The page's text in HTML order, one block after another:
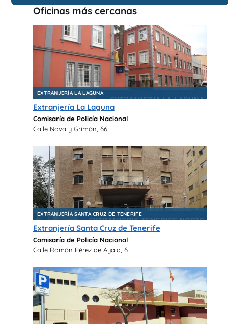
Oficinas más cercanas
EXTRANJERÍA LA LAGUNA
Extranjería La Laguna
Comisaría de Policía Nacional
Calle Nava y Grimón, 66
EXTRANJERÍA SANTA CRUZ DE TENERIFE
Extranjería Santa Cruz de Tenerife
Comisaría de Policía Nacional
Calle Ramón Pérez de Ayala, 6